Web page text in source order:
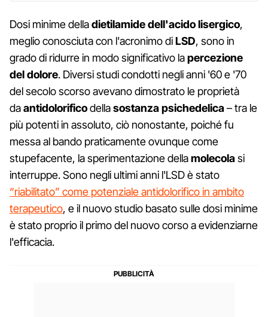
Dosi minime delladietilamide dell'acido lisergico,
meglio conosciuta con l'acronimo diLSD, sono in
grado di ridurre in modo significativo lapercezione
del dolore. Diversi studi condotti negli anni '60 e '70
del secolo scorso avevano dimostrato le proprietà
daantidolorificodellasostanza psichedelica– tra le
più potenti in assoluto, ciò nonostante, poiché fu
messa al bando praticamente ovunque come
stupefacente, la sperimentazione dellamolecolasi
interruppe. Sono negli ultimi anni l'LSD è stato
“riabilitato” come potenziale antidolorifico in ambito
terapeutico, e il nuovo studio basato sulle dosi minime
è stato proprio il primo del nuovo corso a evidenziarne
l'efficacia.